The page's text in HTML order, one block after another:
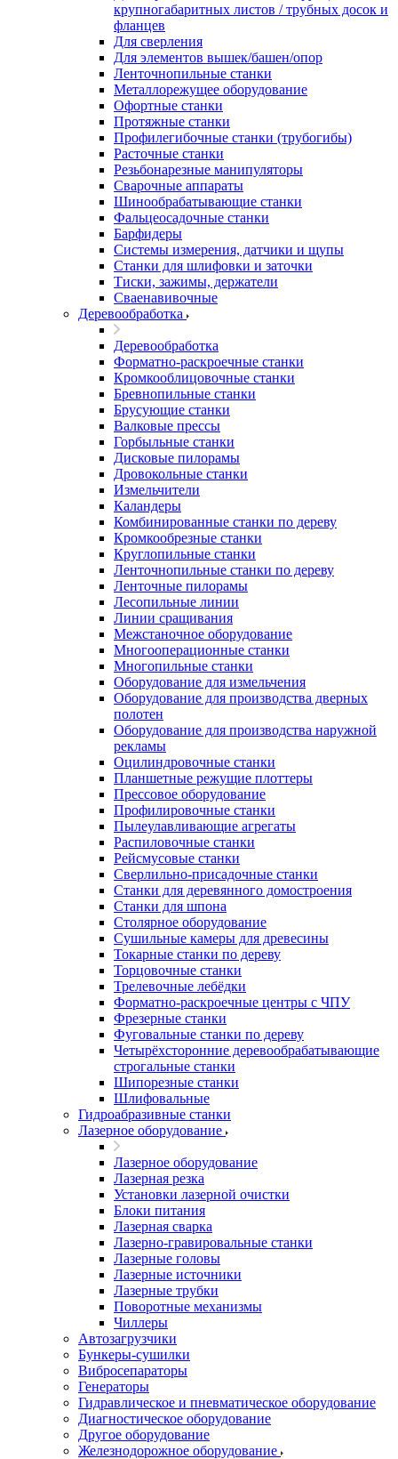
крупногабаритных листов / трубных досок и
фланцев
Для сверления
Для элементов вышек/башен/опор
Ленточнопильные станки
Металлорежущее оборудование
Офортные станки
Протяжные станки
Профилегибочные станки (трубогибы)
Расточные станки
Резьбонарезные манипуляторы
Сварочные аппараты
Шинообрабатывающие станки
Фальцеосадочные станки
Барфидеры
Системы измерения, датчики и щупы
Станки для шлифовки и заточки
Тиски, зажимы, держатели
Cваенавивочные
Деревообработка
Деревообработка
Форматно-раскроечные станки
Кромкооблицовочные станки
Бревнопильные станки
Брусующие станки
Валковые прессы
Горбыльные станки
Дисковые пилорамы
Дровокольные станки
Измельчители
Каландеры
Комбинированные станки по дереву
Кромкообрезные станки
Круглопильные станки
Ленточнопильные станки по дереву
Ленточные пилорамы
Лесопильные линии
Линии сращивания
Межстаночное оборудование
Многооперационные станки
Многопильные станки
Оборудование для измельчения
Оборудование для производства дверных
полотен
Оборудование для производства наружной
рекламы
Оцилиндровочные станки
Планшетные режущие плоттеры
Прессовое оборудование
Профилировочные станки
Пылеулавливающие агрегаты
Распиловочные станки
Рейсмусовые станки
Сверлильно-присадочные станки
Станки для деревянного домостроения
Станки для шпона
Столярное оборудование
Сушильные камеры для древесины
Токарные станки по дереву
Торцовочные станки
Трелевочные лебёдки
Форматно-раскроечные центры с ЧПУ
Фрезерные станки
Фуговальные станки по дереву
Четырёхсторонние деревообрабатывающие
строгальные станки
Шипорезные станки
Шлифовальные
Гидроабразивные станки
Лазерное оборудование
Лазерное оборудование
Лазерная резка
Установки лазерной очистки
Блоки питания
Лазерная сварка
Лазерно-гравировальные станки
Лазерные головы
Лазерные источники
Лазерные трубки
Поворотные механизмы
Чиллеры
Автозагрузчики
Бункеры-сушилки
Вибросепараторы
Генераторы
Гидравлическое и пневматическое оборудование
Диагностическое оборудование
Другое оборудование
Железнодорожное оборудование